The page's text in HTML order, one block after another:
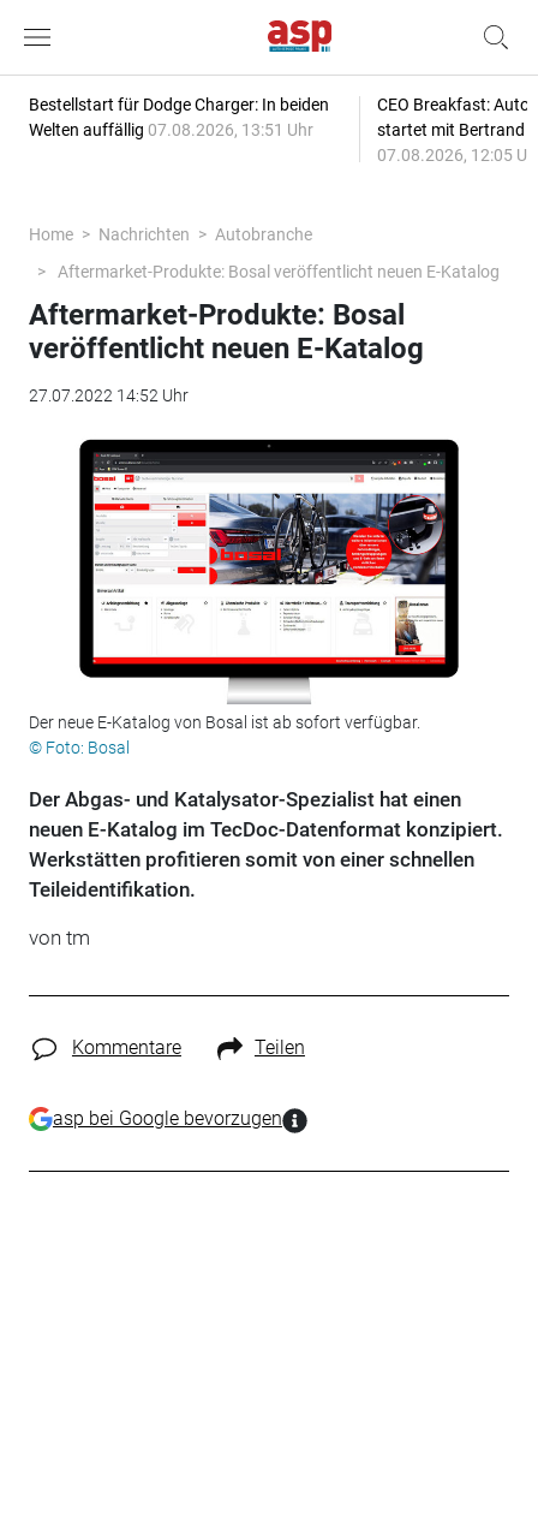
Bestellstart für Dodge Charger: In beiden
Welten auffällig 07.08.2026, 13:51 Uhr
CEO Breakfast:
startet mit Bertrand
07.08.2026, 12:05
Home Nachrichten
Autobranche
Aftermarket-Produkte: Bosal veröffentlicht neuen E-Katalog
Aftermarket-Produkte: Bosal
veröffentlicht neuen E-Katalog
27.07.2022 14:52 Uhr
Der neue E-Katalog von Bosal ist ab sofort verfügbar.
© Foto: Bosal
Der Abgas- und Katalysator-Spezialist hat einen
neuen E-Katalog im TecDoc-Datenformat konzipiert.
Werkstätten profitieren somit von einer schnellen
Teileidentifikation.
von tm
Kommentare Teilen
asp bei Google bevorzugen